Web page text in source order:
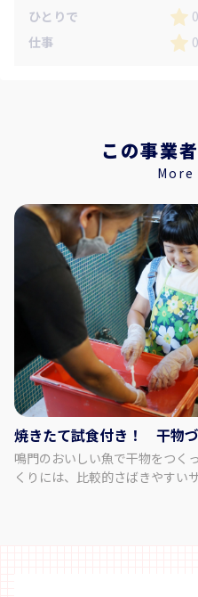
ひとりで
仕事
この事業
More
焼きたて試食付き！ 干物
鳴門のおいしい魚で干物をつくって
くりには、比較的さばきやすい